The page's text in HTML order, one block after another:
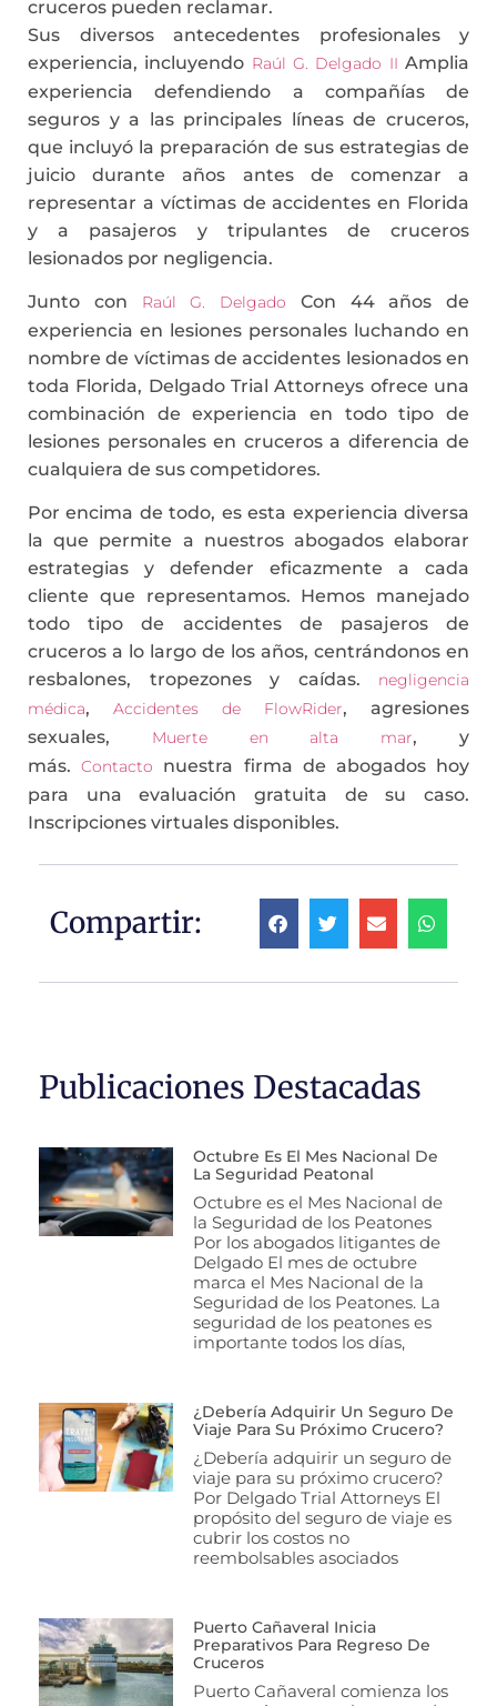
cruceros pueden reclamar.
Sus diversos antecedentes profesionales y
experiencia, incluyendo Raúl G. Delgado II Amplia
experiencia defendiendo a compañías de
seguros y a las principales líneas de cruceros,
que incluyó la preparación de sus estrategias de
juicio durante años antes de comenzar a
representar a víctimas de accidentes en Florida
y a pasajeros y tripulantes de cruceros
lesionados por negligencia.
Junto con Raúl G. Delgado Con 44 años de
experiencia en lesiones personales luchando en
nombre de víctimas de accidentes lesionados en
toda Florida, Delgado Trial Attorneys ofrece una
combinación de experiencia en todo tipo de
lesiones personales en cruceros a diferencia de
cualquiera de sus competidores.
Por encima de todo, es esta experiencia diversa
la que permite a nuestros abogados elaborar
estrategias y defender eficazmente a cada
cliente que representamos. Hemos manejado
todo tipo de accidentes de pasajeros de
cruceros a lo largo de los años, centrándonos en
resbalones, tropezones y caídas. negligencia
médica, Accidentes de FlowRider, agresiones
sexuales, Muerte en alta mar, y
más.Contacto nuestra firma de abogados hoy
para una evaluación gratuita de su caso.
Inscripciones virtuales disponibles.
Compartir:
Publicaciones Destacadas
Octubre Es El Mes Nacional De
La Seguridad Peatonal
Octubre es el Mes Nacional de
la Seguridad de los Peatones
Por los abogados litigantes de
Delgado El mes de octubre
marca el Mes Nacional de la
Seguridad de los Peatones. La
seguridad de los peatones es
importante todos los días,
¿Debería Adquirir Un Seguro De
Viaje Para Su Próximo Crucero?
¿Debería adquirir un seguro de
viaje para su próximo crucero?
Por Delgado Trial Attorneys El
propósito del seguro de viaje es
cubrir los costos no
reembolsables asociados
Puerto Cañaveral Inicia
Preparativos Para Regreso De
Cruceros
Puerto Cañaveral comienza los